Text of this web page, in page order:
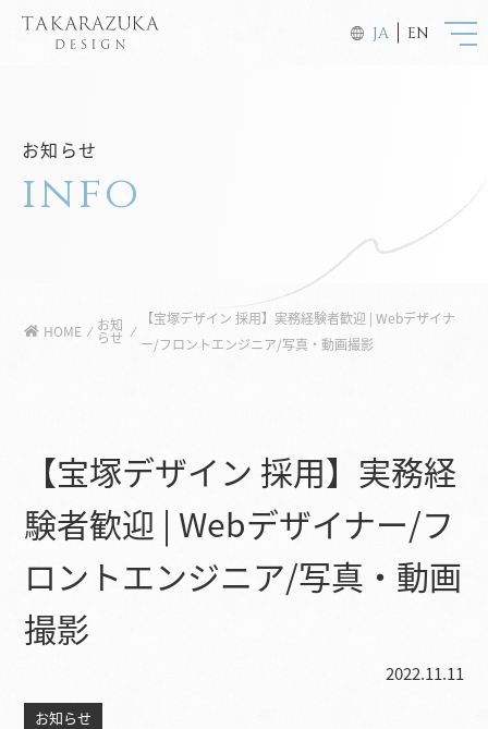
JA EN
お知らせ
info
HOME ⁄ お知
らせ ⁄
【宝塚デザイン 採用】実務経験者歓迎 | Webデザイナ
ー/フロントエンジニア/写真・動画撮影
【宝塚デザイン 採用】実務経
験者歓迎 | Webデザイナー/フ
ロントエンジニア/写真・動画
撮影
2022.11.11
お知らせ